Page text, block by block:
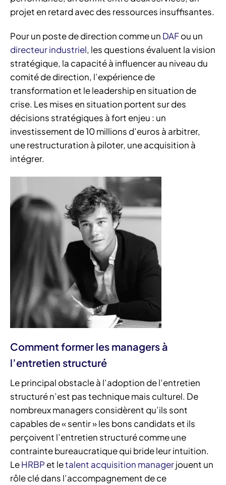
projet en retard avec des ressources insuffisantes.
Pour un poste de direction comme un DAFou un
directeur industriel, les questions évaluent la vision
stratégique, la capacité à influencer au niveau du
comité de direction, l’expérience de
transformation et le leadership en situation de
crise. Les mises en situation portent sur des
décisions stratégiques à fort enjeu : un
investissement de 10 millions d’euros à arbitrer,
une restructuration à piloter, une acquisition à
intégrer.
Comment former les managers à
l’entretien structuré
Le principal obstacle à l’adoption de l’entretien
structuré n’est pas technique mais culturel. De
nombreux managers considèrent qu’ils sont
capables de « sentir » les bons candidats et ils
perçoivent l’entretien structuré comme une
contrainte bureaucratique qui bride leur intuition.
LeHRBP et letalent acquisition managerjouent un
rôle clé dans l’accompagnement de ce